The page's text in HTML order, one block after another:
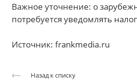
Важное уточнение: о
потребуется уведомлять
Источник: frankmedia.ru
Назад к списку